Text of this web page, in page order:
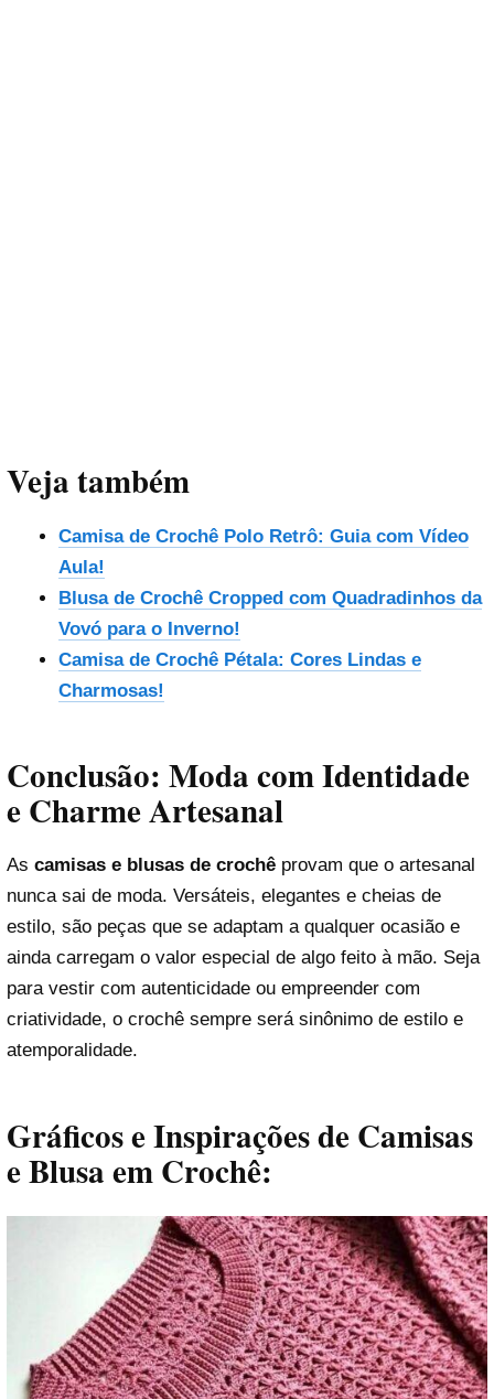
Veja também
Camisa de Crochê Polo Retrô: Guia com Vídeo
Aula!
Blusa de Crochê Cropped com Quadradinhos da
Vovó para o Inverno!
Camisa de Crochê Pétala: Cores Lindas e
Charmosas!
Conclusão: Moda com Identidade
e Charme Artesanal
As camisas e blusas de crochê provam que o artesanal
nunca sai de moda. Versáteis, elegantes e cheias de
estilo, são peças que se adaptam a qualquer ocasião e
ainda carregam o valor especial de algo feito à mão. Seja
para vestir com autenticidade ou empreender com
criatividade, o crochê sempre será sinônimo de estilo e
atemporalidade.
Gráficos e Inspirações de Camisas
e Blusa em Crochê: